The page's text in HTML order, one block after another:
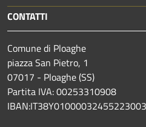
CONTATTI
Comune di Ploaghe
piazza San Pietro, 1
07017 - Ploaghe (SS)
Partita IVA: 00253310908